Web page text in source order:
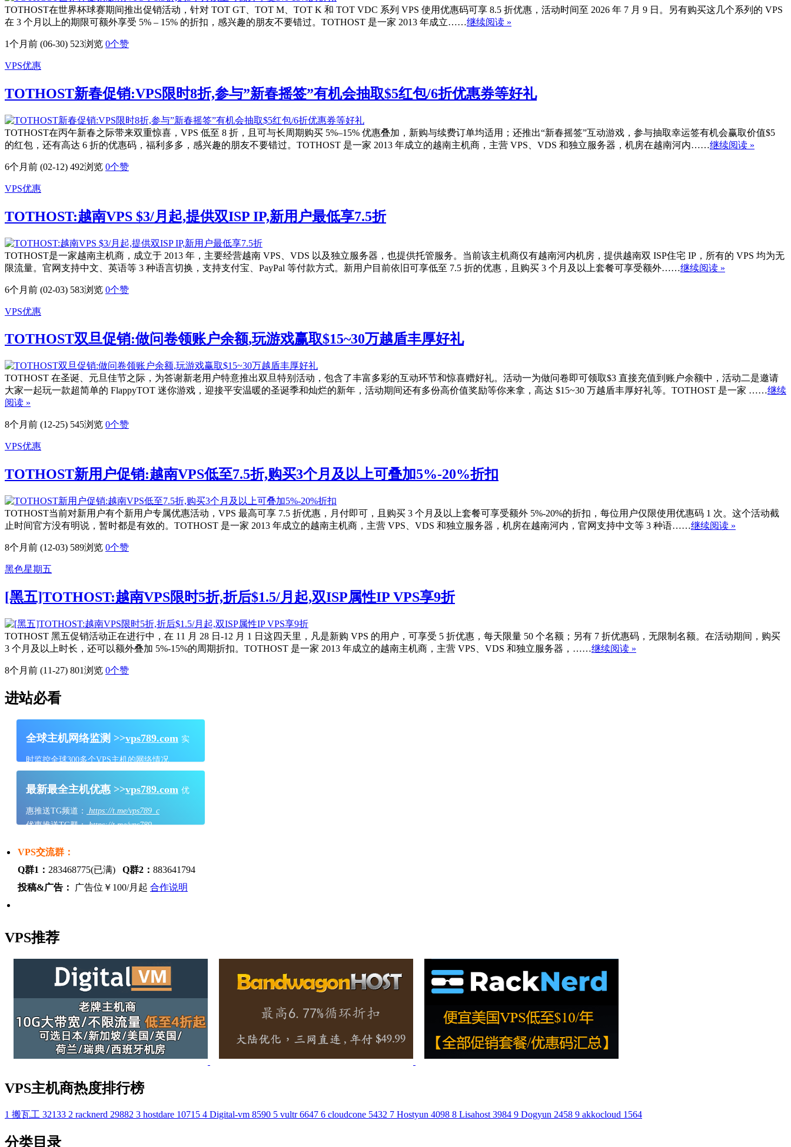
TOTHOST在世界杯球赛期间推出促销活动，针对 TOT GT、TOT M、TOT K 和 TOT VDC 系列 VPS 使用优惠码可享 8.5 折优惠，活动时间至 2026 年 7 月 9 日。另有购买这几个系列的 VPS
在 3 个月以上的期限可额外享受 5% – 15% 的折扣，感兴趣的朋友不要错过。TOTHOST 是一家 2013 年成立……继续阅读 »
1个月前 (06-30) 523浏览 0个赞
VPS优惠
TOTHOST新春促销:VPS限时8折,参与”新春摇签”有机会抽取$5红包/6折优惠券等好礼
TOTHOST在丙午新春之际带来双重惊喜，VPS 低至 8 折，且可与长周期购买 5%–15% 优惠叠加，新购与续费订单均适用；还推出“新春摇签”互动游戏，参与抽取幸运签有机会赢取价值$5
的红包，还有高达 6 折的优惠码，福利多多，感兴趣的朋友不要错过。TOTHOST 是一家 2013 年成立的越南主机商，主营 VPS、VDS 和独立服务器，机房在越南河内……继续阅读 »
6个月前 (02-12) 492浏览 0个赞
VPS优惠
TOTHOST:越南VPS $3/月起,提供双ISP IP,新用户最低享7.5折
TOTHOST是一家越南主机商，成立于 2013 年，主要经营越南 VPS、VDS 以及独立服务器，也提供托管服务。当前该主机商仅有越南河内机房，提供越南双 ISP住宅 IP，所有的 VPS 均为无
限流量。官网支持中文、英语等 3 种语言切换，支持支付宝、PayPal 等付款方式。新用户目前依旧可享低至 7.5 折的优惠，且购买 3 个月及以上套餐可享受额外……继续阅读 »
6个月前 (02-03) 583浏览 0个赞
VPS优惠
TOTHOST双旦促销:做问卷领账户余额,玩游戏赢取$15~30万越盾丰厚好礼
TOTHOST 在圣诞、元旦佳节之际，为答谢新老用户特意推出双旦特别活动，包含了丰富多彩的互动环节和惊喜赠好礼。活动一为做问卷即可领取$3 直接充值到账户余额中，活动二是邀请
大家一起玩一款超简单的 FlappyTOT 迷你游戏，迎接平安温暖的圣诞季和灿烂的新年，活动期间还有多份高价值奖励等你来拿，高达 $15~30 万越盾丰厚好礼等。TOTHOST 是一家 ……继续
阅读 »
8个月前 (12-25) 545浏览 0个赞
VPS优惠
TOTHOST新用户促销:越南VPS低至7.5折,购买3个月及以上可叠加5%-20%折扣
TOTHOST当前对新用户有个新用户专属优惠活动，VPS 最高可享 7.5 折优惠，月付即可，且购买 3 个月及以上套餐可享受额外 5%-20%的折扣，每位用户仅限使用优惠码 1 次。这个活动截
止时间官方没有明说，暂时都是有效的。TOTHOST 是一家 2013 年成立的越南主机商，主营 VPS、VDS 和独立服务器，机房在越南河内，官网支持中文等 3 种语……继续阅读 »
8个月前 (12-03) 589浏览 0个赞
黑色星期五
[黑五]TOTHOST:越南VPS限时5折,折后$1.5/月起,双ISP属性IP VPS享9折
TOTHOST 黑五促销活动正在进行中，在 11 月 28 日-12 月 1 日这四天里，凡是新购 VPS 的用户，可享受 5 折优惠，每天限量 50 个名额；另有 7 折优惠码，无限制名额。在活动期间，购买
3 个月及以上时长，还可以额外叠加 5%-15%的周期折扣。TOTHOST 是一家 2013 年成立的越南主机商，主营 VPS、VDS 和独立服务器，……继续阅读 »
8个月前 (11-27) 801浏览 0个赞
进站必看
全球主机网络监测 >>vps789.com 实
时监控全球300多个VPS主机的网络情况
最新最全主机优惠 >>vps789.com 优
惠推送TG频道：
https://t.me/vps789_c
优惠推送TG群：https://t.me/vps789
VPS交流群：
Q群1： 283468775(已满) Q群2： 883641794
投稿&广告：
广告位￥100/月起 合作说明
VPS推荐
VPS主机商热度排行榜
1 搬瓦工 32133 2 racknerd 29882 3 hostdare 10715 4 Digital-vm 8590 5 vultr 6647 6 cloudcone 5432 7 Hostyun 4098 8 Lisahost 3984 9 Dogyun 2458 9 akkocloud 1564
分类目录